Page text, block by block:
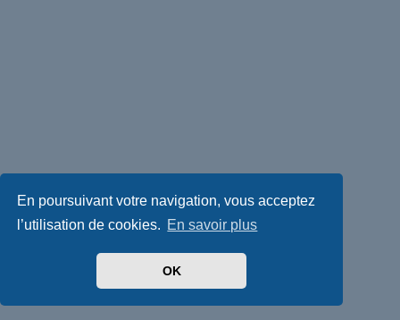
En poursuivant votre navigation, vous acceptez
l’utilisation de cookies. En savoir plus
OK